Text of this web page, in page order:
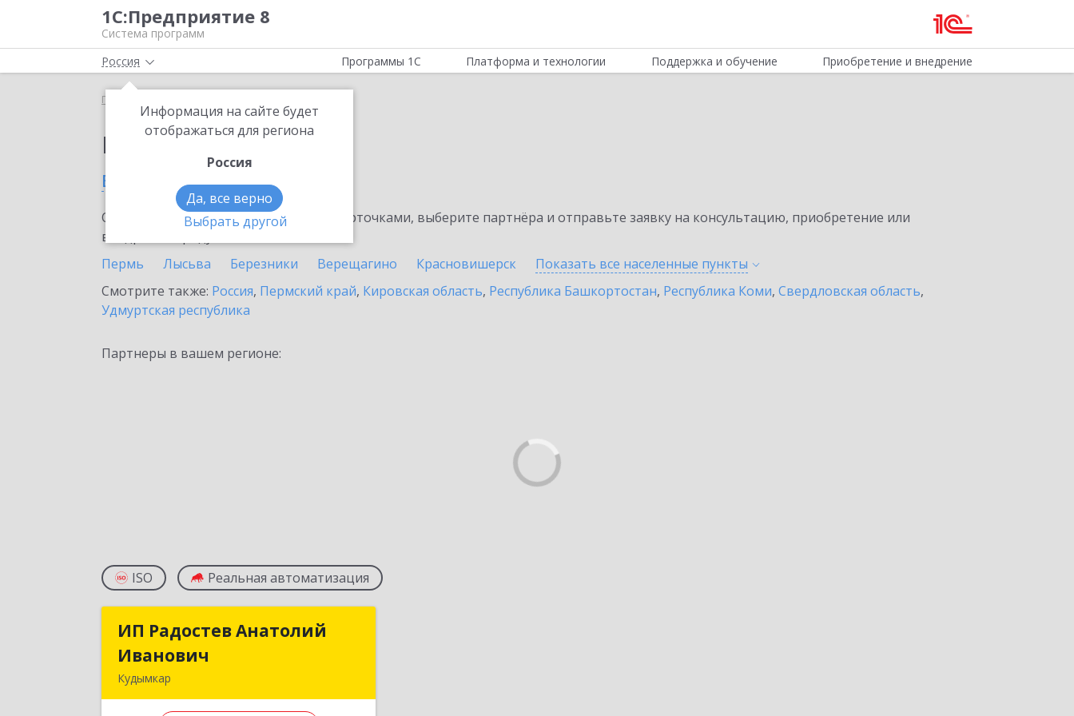
1С:Предприятие 8
Система программ
Россия
Информация на сайте будет
отображаться для региона
Россия
Да, все верно
Выбрать другой
Программы 1С Платформа и технологии Поддержка и обучение Приобретение и внедрение
Главная
Партнеры фирмы 1С
в Кудымкаре
Ознакомьтесь с информационными карточками, выберите партнёра и отправьте заявку на консультацию, приобретение или
внедрение продукта.
Пермь
Лысьва Березники Верещагино Красновишерск Показать все населенные пункты
Смотрите также: Россия, Пермский край, Кировская область, Республика Башкортостан, Республика Коми, Свердловская область,
Удмуртская республика
Партнеры в вашем регионе:
ISO Реальная автоматизация
ИП Радостев Анатолий
Иванович
Кудымкар
ИП Радостев Анатолий